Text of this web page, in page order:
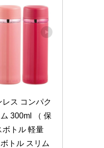
ス コンパク
300ml （ 保
ボトル 軽量
トル スリム